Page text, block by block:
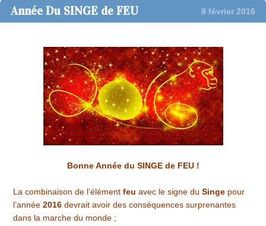
Skip to content
Année Du SINGE de FEU 8 février 2016
Bonne Année du SINGE de FEU !
La combinaison de l’élémentfeu avec le signe duSinge pour
l’année2016 devrait avoir des conséquences surprenantes
dans la marche du monde ;